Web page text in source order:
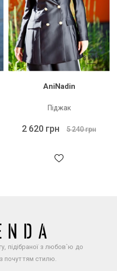
AniNadin
Піджак
2 620 грн 5 240 грн
підібраної з любов`ю до
з почуттям стилю.